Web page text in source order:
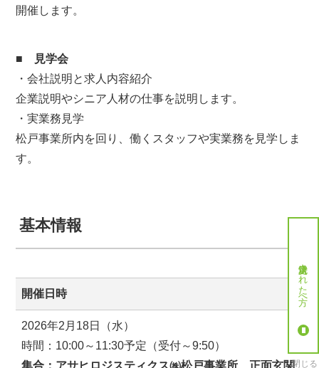
開催します。
■
見学会
・会社説明と求人内容紹介
企業説明やシニア人材の仕事を説明します。
・実業務見学
松戸事業所内を回り、働くスタッフや実業務を見学しま
す。
基本情報
開催日時
2026年2月18日（水）
時間：10:00～11:30予定（受付～9:50）
就労決定された方へ
閉じる